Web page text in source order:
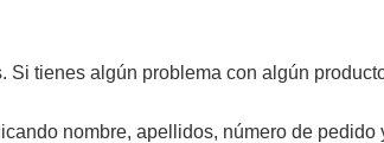
tienes algún problema con algún
nombre, apellidos, número de